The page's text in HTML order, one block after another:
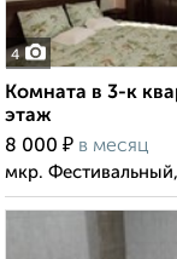
4
Комната в 3-к
этаж
8 000 ₽ в месяц
мкр.